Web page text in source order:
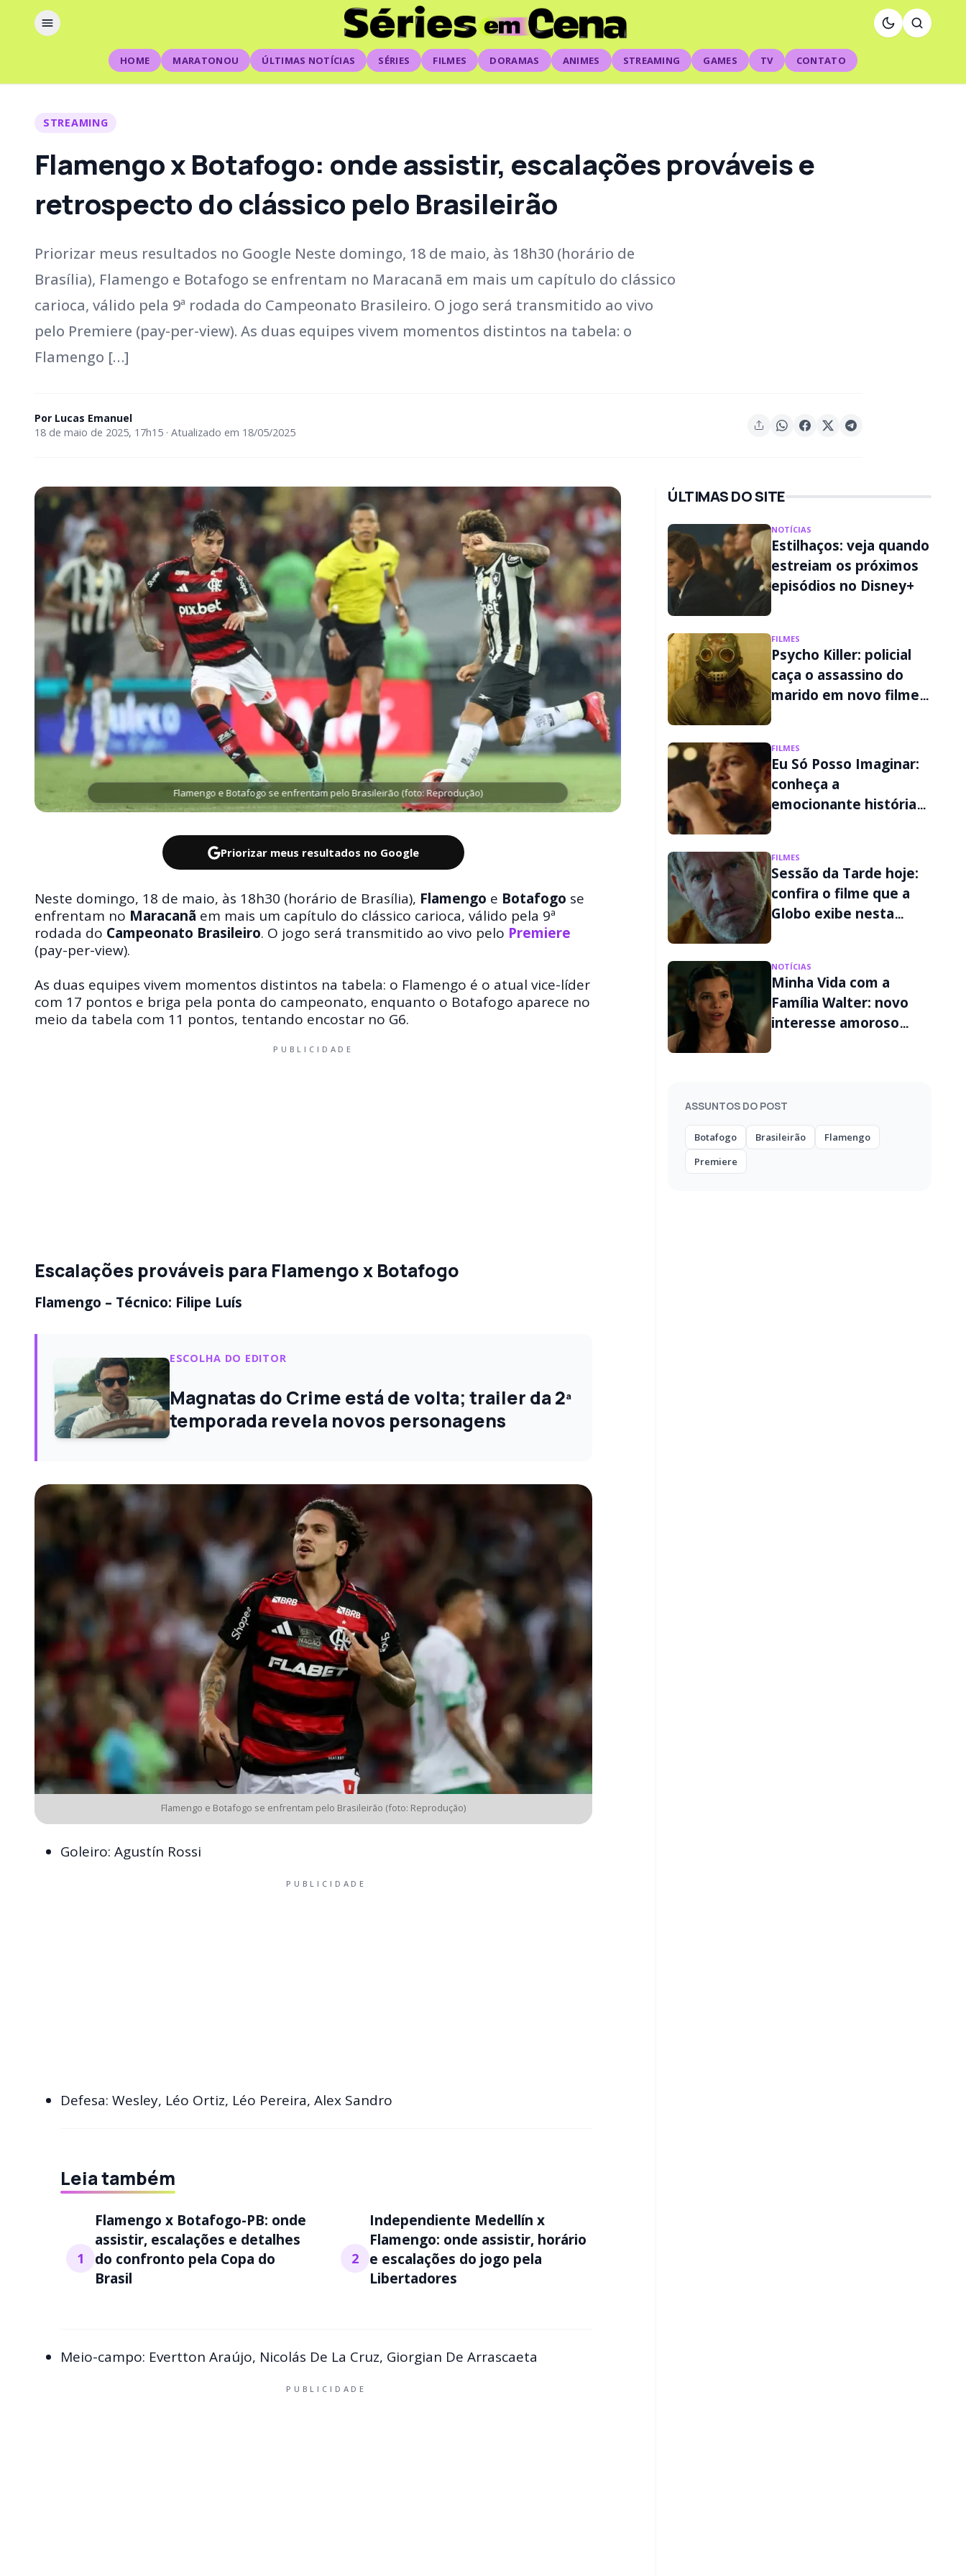
HOME MARATONOU ÚLTIMAS NOTÍCIAS SÉRIES FILMES DORAMAS ANIMES STREAMING GAMES TV CONTATO
STREAMING
Flamengo x Botafogo: onde assistir, escalações prováveis e
retrospecto do clássico pelo Brasileirão
Priorizar meus resultados no Google Neste domingo, 18 de maio, às 18h30 (horário de
Brasília), Flamengo e Botafogo se enfrentam no Maracanã em mais um capítulo do clássico
carioca, válido pela 9ª rodada do Campeonato Brasileiro. O jogo será transmitido ao vivo
pelo Premiere (pay-per-view). As duas equipes vivem momentos distintos na tabela: o
Flamengo […]
Por Lucas Emanuel
18 de maio de 2025, 17h15 · Atualizado em 18/05/2025
Flamengo e Botafogo se enfrentam pelo Brasileirão (foto: Reprodução)
Priorizar meus resultados no Google
Neste domingo, 18 de maio, às 18h30 (horário de Brasília), Flamengo e Botafogo se
enfrentam no Maracanã em mais um capítulo do clássico carioca, válido pela 9ª
rodada do Campeonato Brasileiro. O jogo será transmitido ao vivo pelo Premiere
(pay-per-view).
As duas equipes vivem momentos distintos na tabela: o Flamengo é o atual vice-líder
com 17 pontos e briga pela ponta do campeonato, enquanto o Botafogo aparece no
meio da tabela com 11 pontos, tentando encostar no G6.
PUBLICIDADE
Escalações prováveis para Flamengo x Botafogo
Flamengo – Técnico: Filipe Luís
ESCOLHA DO EDITOR
Magnatas do Crime está de volta; trailer da 2ª
temporada revela novos personagens
Flamengo e Botafogo se enfrentam pelo Brasileirão (foto: Reprodução)
Goleiro: Agustín Rossi
PUBLICIDADE
Defesa: Wesley, Léo Ortiz, Léo Pereira, Alex Sandro
Leia também
1
Flamengo x Botafogo-PB: onde
assistir, escalações e detalhes
do confronto pela Copa do
Brasil
2
Independiente Medellín x
Flamengo: onde assistir, horário
e escalações do jogo pela
Libertadores
Meio-campo: Evertton Araújo, Nicolás De La Cruz, Giorgian De Arrascaeta
PUBLICIDADE
ÚLTIMAS DO SITE
NOTÍCIAS
Estilhaços: veja quando
estreiam os próximos
episódios no Disney+
FILMES
Psycho Killer: policial
caça o assassino do
marido em novo filme
FILMES
Eu Só Posso Imaginar:
conheça a
emocionante história
FILMES
Sessão da Tarde hoje:
confira o filme que a
Globo exibe nesta
NOTÍCIAS
Minha Vida com a
Família Walter: novo
interesse amoroso
ASSUNTOS DO POST
Botafogo Brasileirão
Flamengo
Premiere